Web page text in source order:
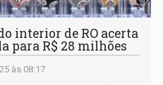
interior de RO acerta
para R$ 28 milhões
às 08:17